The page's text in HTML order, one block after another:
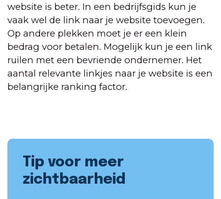
website is beter. In een bedrijfsgids kun je
vaak wel de link naar je website toevoegen.
Op andere plekken moet je er een klein
bedrag voor betalen. Mogelijk kun je een link
ruilen met een bevriende ondernemer. Het
aantal relevante linkjes naar je website is een
belangrijke ranking factor.
Tip voor meer
zichtbaarheid